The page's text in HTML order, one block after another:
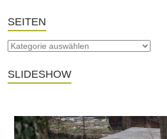
SEITEN
SLIDESHOW